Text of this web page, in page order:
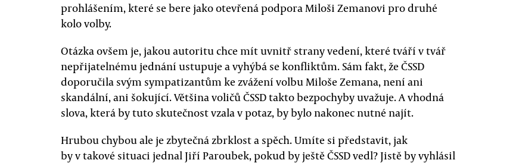
prohlášením, které se bere jako otevřená podpora Miloši Zemanovi pro druhé
kolo volby.
Otázka ovšem je, jakou autoritu chce mít uvnitř strany vedení, které tváří v tvář
nepřijatelnému jednání ustupuje a vyhýbá se konfliktům. Sám fakt, že ČSSD
doporučila svým sympatizantům ke zvážení volbu Miloše Zemana, není ani
skandální, ani šokující. Většina voličů ČSSD takto bezpochyby uvažuje. A vhodná
slova, která by tuto skutečnost vzala v potaz, by bylo nakonec nutné najít.
Hrubou chybou ale je zbytečná zbrklost a spěch. Umíte si představit, jak
by v takové situaci jednal Jiří Paroubek, pokud by ještě ČSSD vedl? Jistě by vyhlásil